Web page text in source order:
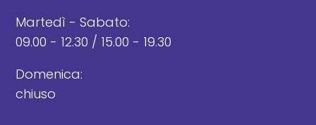
Martedì - Sabato:
09.00 - 12.30 / 15.00 - 19.30
Domenica:
chiuso